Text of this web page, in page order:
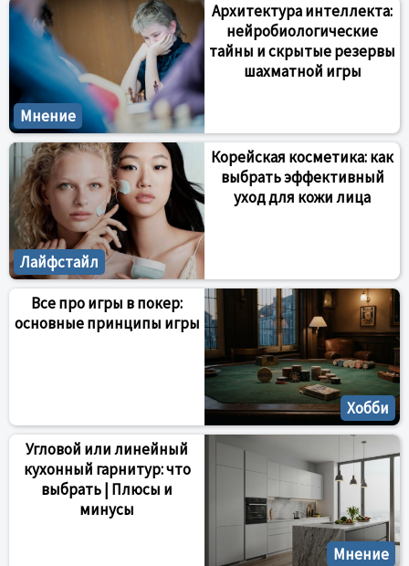
Мнение
Архитектура интеллекта:
нейробиологические
тайны и скрытые резервы
шахматной игры
Лайфстайл
Корейская косметика: как
выбрать эффективный
уход для кожи лица
Хобби
Все про игры в покер:
основные принципы игры
Мнение
Угловой или линейный
кухонный гарнитур: что
выбрать | Плюсы и
минусы